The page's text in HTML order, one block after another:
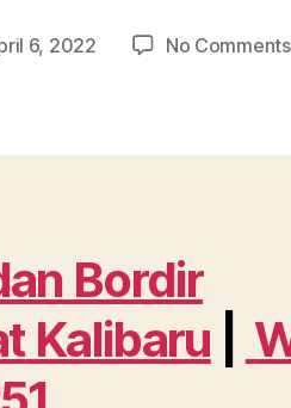
6, 2022 No Comments
Bordir
Kalibaru